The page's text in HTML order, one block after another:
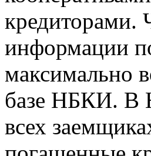
кредиторами.
информации
максимально
базе НБКИ. В
всех